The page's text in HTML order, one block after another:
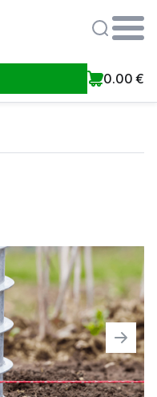
0.00 €